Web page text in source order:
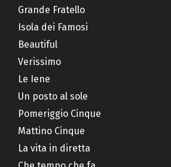
Grande Fratello
Isola dei Famosi
Beautiful
Verissimo
Le Iene
Un posto al sole
Pomeriggio Cinque
Mattino Cinque
La vita in diretta